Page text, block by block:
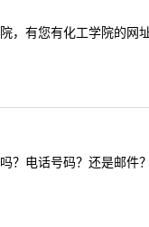
有您有化工学院的网
电话号码？还是邮件